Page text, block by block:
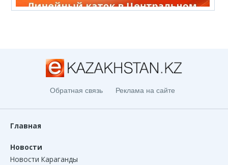
Обратная связь Реклама на сайте
Главная
Новости
Новости Караганды